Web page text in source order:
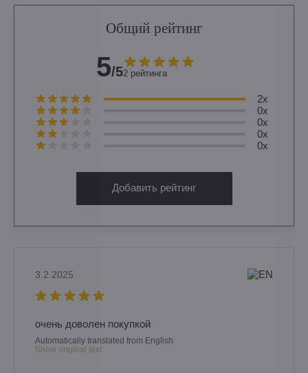
Общий рейтинг
5/52 рейтинга
2x
0x
0x
0x
0x
Добавить рейтинг
3.2.2025
очень доволен покупкой
Automatically translated from English
Show original text